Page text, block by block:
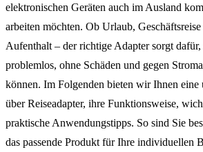
elektronischen Geräten auch im Ausland
arbeiten möchten. Ob Urlaub,
Aufenthalt – der richtige Adapter sorgt dafür,
problemlos, ohne Schäden und gegen
können. Im Folgenden bieten wir Ihnen eine
über Reiseadapter, ihre Funktionsweise,
praktische Anwendungstipps. So sind Sie
das passende Produkt für Ihre individuellen